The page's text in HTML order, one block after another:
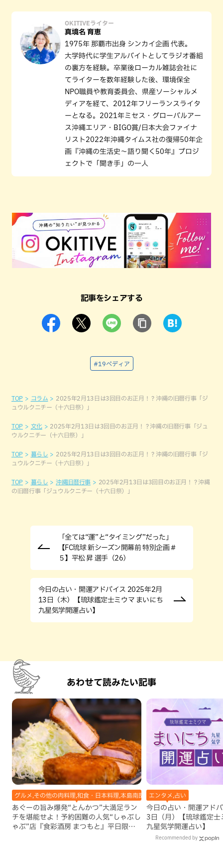
OKITIVEライター
真境名 育恵
1975年 那覇市出身 シンカイ企画 代表。
大学時代に学生アルバイトとしてラジオ番組
の裏方を経験。卒業後ローカル雑誌会社に
てライターを数年経験した後、環境保全
NPO職員や教育委員会、県産ソーシャルメ
ディアを経て、2012年フリーランスライタ
ーとなる。2021年ミセス・グローバルアー
ス沖縄エリア・BIGO賞/日本大会ファイナ
リスト2022年沖縄タイムス社の復帰50年企
画『沖縄の生活史～語り聞く50年』プロジ
ェクトで「聞き手」の一人
記事をシェアする
#19ペディア
TOP コラム
2025年2月13日は3回目のお正月！？沖縄の旧暦行事「ジ
ュウルクニチー（十六日祭）」
TOP 文化
2025年2月13日は3回目のお正月！？沖縄の旧暦行事「ジュ
ウルクニチー（十六日祭）」
TOP 暮らし
2025年2月13日は3回目のお正月！？沖縄の旧暦行事「ジ
ュウルクニチー（十六日祭）」
TOP 暮らし 沖縄旧暦行事
2025年2月13日は3回目のお正月！？沖縄
の旧暦行事「ジュウルクニチー（十六日祭）」
「全ては“運”と“タイミング”だった」
【FC琉球 新シーズン開幕前 特別企画＃
５】平松 昇 選手（26）
今日の占い・開運アドバイス 2025年2月
13日（木）【琉球鑑定士ミウマ まいにち
九星気学開運占い】
あわせて読みたい記事
グルメ,その他の肉料理,和食・日本料理,本島南部,那覇市
あぐーの旨み爆発“とんかつ”大満足ラン
チを堪能せよ！予約困難の人気“しゃぶし
ゃぶ”店『食彩酒房 まつもと』平日限定
エンタメ,占い
今日の占い・開運アド
3日（月）【琉球鑑定士
九星気学開運占い】
Recommended by